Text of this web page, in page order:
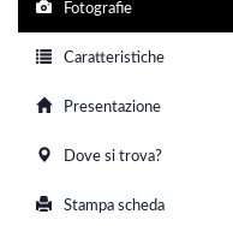
Fotografie
Caratteristiche
Presentazione
Dove si trova?
Stampa scheda